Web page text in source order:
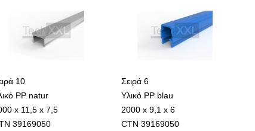
10
PP natur
x 11,5 x 7,5
39169050
Σειρά 6
Υλικό PP blau
2000 x 9,1 x 6
CTN 39169050